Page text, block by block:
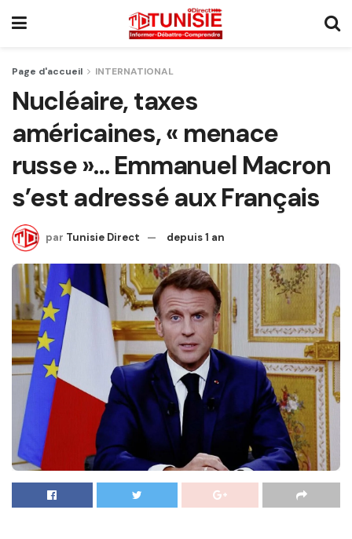
Page d'accueil INTERNATIONAL
Nucléaire, taxes
américaines, « menace
russe »… Emmanuel Macron
s’est adressé aux Français
par Tunisie Direct depuis 1 an